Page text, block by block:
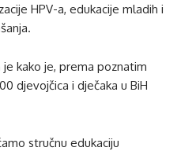
HPV-a, edukacije mladih i
kako je, prema poznatim
djevojčica i dječaka u BiH
stručnu edukaciju